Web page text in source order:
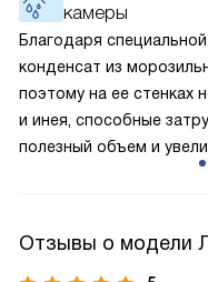
по охладительному
лучше работает
и быстрее происходит
меньше
камеры
Благодаря
конденсат из
поэтому на ее стенках
и инея, способные
полезный объем и
Отзывы о модели